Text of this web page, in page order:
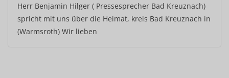
Herr Benjamin Hilger ( Pressesprecher Bad Kreuznach)
spricht mit uns über die Heimat, kreis Bad Kreuznach in
(Warmsroth) Wir lieben